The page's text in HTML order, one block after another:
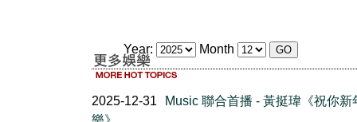
Year: Month
2025-12-31
Music 聯合首播 - 黃挺瑋《祝你新